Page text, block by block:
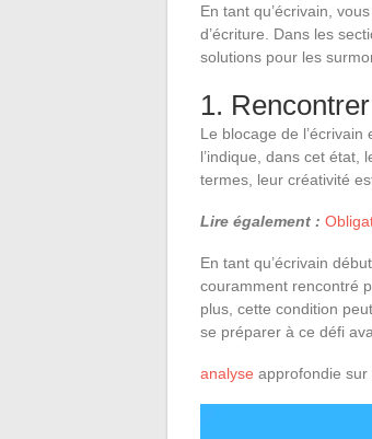
En tant qu’écrivain,
d’écriture. Dans les
solutions pour les
1.
Le blocage de
l’indique, dans cet état,
termes, leur créativité
Lire également :
En tant qu’écrivain
couramment rencontré
plus, cette condition
se préparer à ce défi
analyse approfondie sur